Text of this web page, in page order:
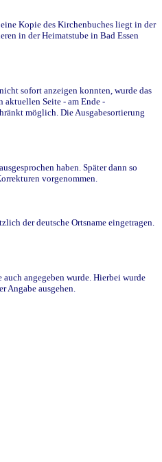
Kopie des Kirchenbuches liegt in der
in der Heimatstube in Bad Essen
sofort anzeigen konnten, wurde das
aktuellen Seite - am Ende -
möglich. Die Ausgabesortierung
haben. Später dann so
vorgenommen.
der deutsche Ortsname eingetragen.
angegeben wurde. Hierbei wurde
Angabe ausgehen.